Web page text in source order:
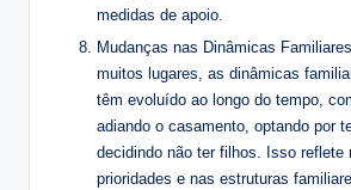
medidas de apoio.
Mudanças nas Dinâmicas
muitos lugares, as dinâmicas
têm evoluído ao longo do tempo,
adiando o casamento, optando por
decidindo não ter filhos. Isso reflete
prioridades e nas estruturas